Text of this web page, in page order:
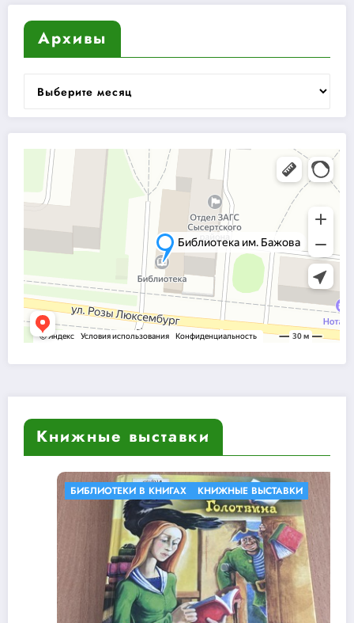
Архивы
Архивы
Книжные выставки
КНИЖНЫЕ ВЫСТАВКИ У КНИГИ ЮБИЛЕЙ